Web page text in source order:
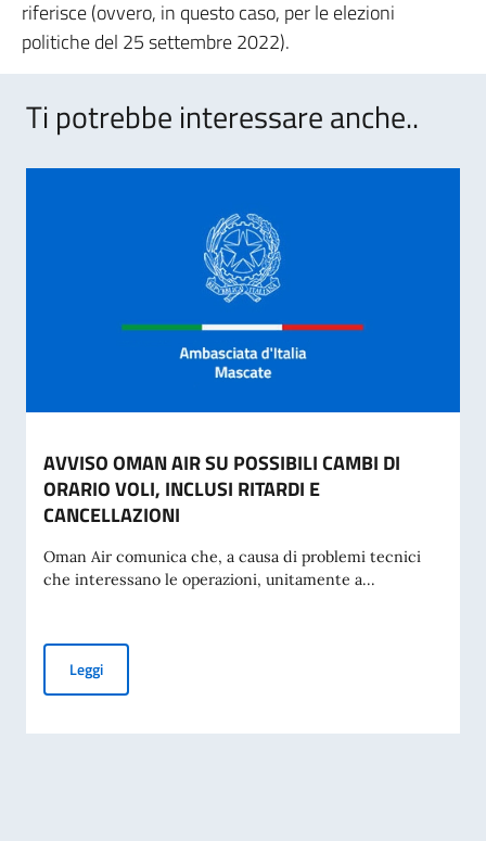
riferisce (ovvero, in questo caso, per le elezioni
politiche del 25 settembre 2022).
Ti potrebbe interessare anche..
AVVISO OMAN AIR SU POSSIBILI CAMBI DI
ORARIO VOLI, INCLUSI RITARDI E
CANCELLAZIONI
Oman Air comunica che, a causa di problemi tecnici
che interessano le operazioni, unitamente a...
LeggiAVVISO OMAN AIR SU POSSIBILI CAMBI DI ORARIO VOLI,